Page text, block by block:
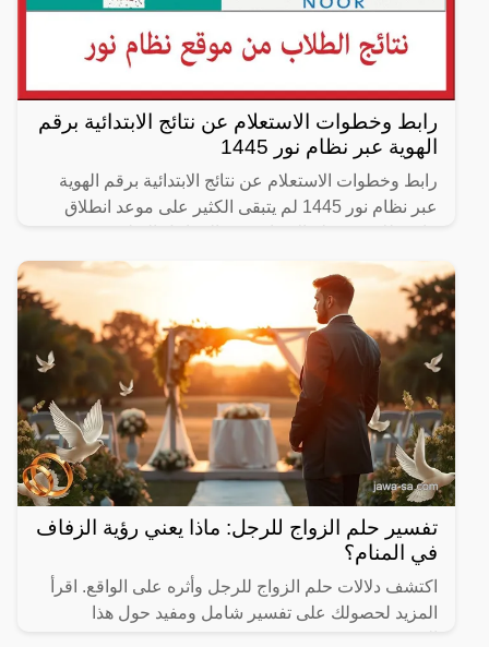
رابط وخطوات الاستعلام عن نتائج الابتدائية برقم
الهوية عبر نظام نور 1445
رابط وخطوات الاستعلام عن نتائج الابتدائية برقم الهوية
عبر نظام نور 1445 لم يتبقى الكثير على موعد انطلاق
تفسير حلم الزواج للرجل: ماذا يعني رؤية الزفاف
في المنام؟
اكتشف دلالات حلم الزواج للرجل وأثره على الواقع. اقرأ
المزيد لحصولك على تفسير شامل ومفيد حول هذا